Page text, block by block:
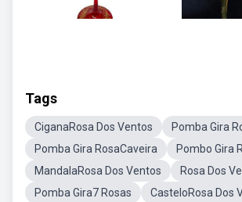
Tags
CiganaRosa Dos Ventos
Pomba Gira
Pomba Gira RosaCaveira
Pombo Gira
MandalaRosa Dos Ventos
Rosa Dos
Pomba Gira7 Rosas
CasteloRosa Dos